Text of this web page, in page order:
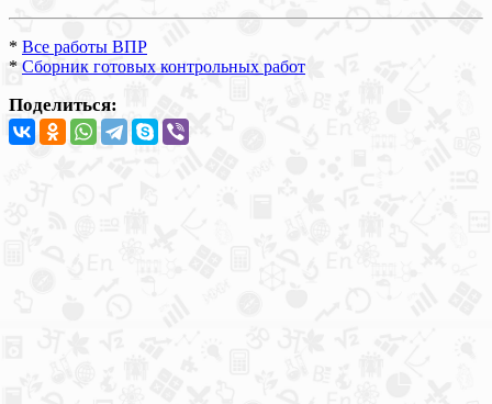
* Все работы ВПР
* Сборник готовых контрольных работ
Поделиться: